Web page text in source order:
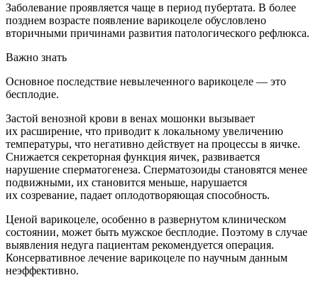
Заболевание проявляется чаще в период пубертата. В более
позднем возрасте появление варикоцеле обусловлено
вторичными причинами развития патологического рефлюкса.
Важно знать
Основное последствие невылеченного варикоцеле — это
бесплодие.
Застой венозной крови в венах мошонки вызывает
их расширение, что приводит к локальному увеличению
температуры, что негативно действует на процессы в яичке.
Снижается секреторная функция яичек, развивается
нарушение сперматогенеза. Сперматозоиды становятся менее
подвижными, их становится меньше, нарушается
их созревание, падает оплодотворяющая способность.
Ценой варикоцеле, особенно в развернутом клиническом
состоянии, может быть мужское бесплодие. Поэтому в случае
выявления недуга пациентам рекомендуется операция.
Консервативное лечение варикоцеле по научным данным
неэффективно.